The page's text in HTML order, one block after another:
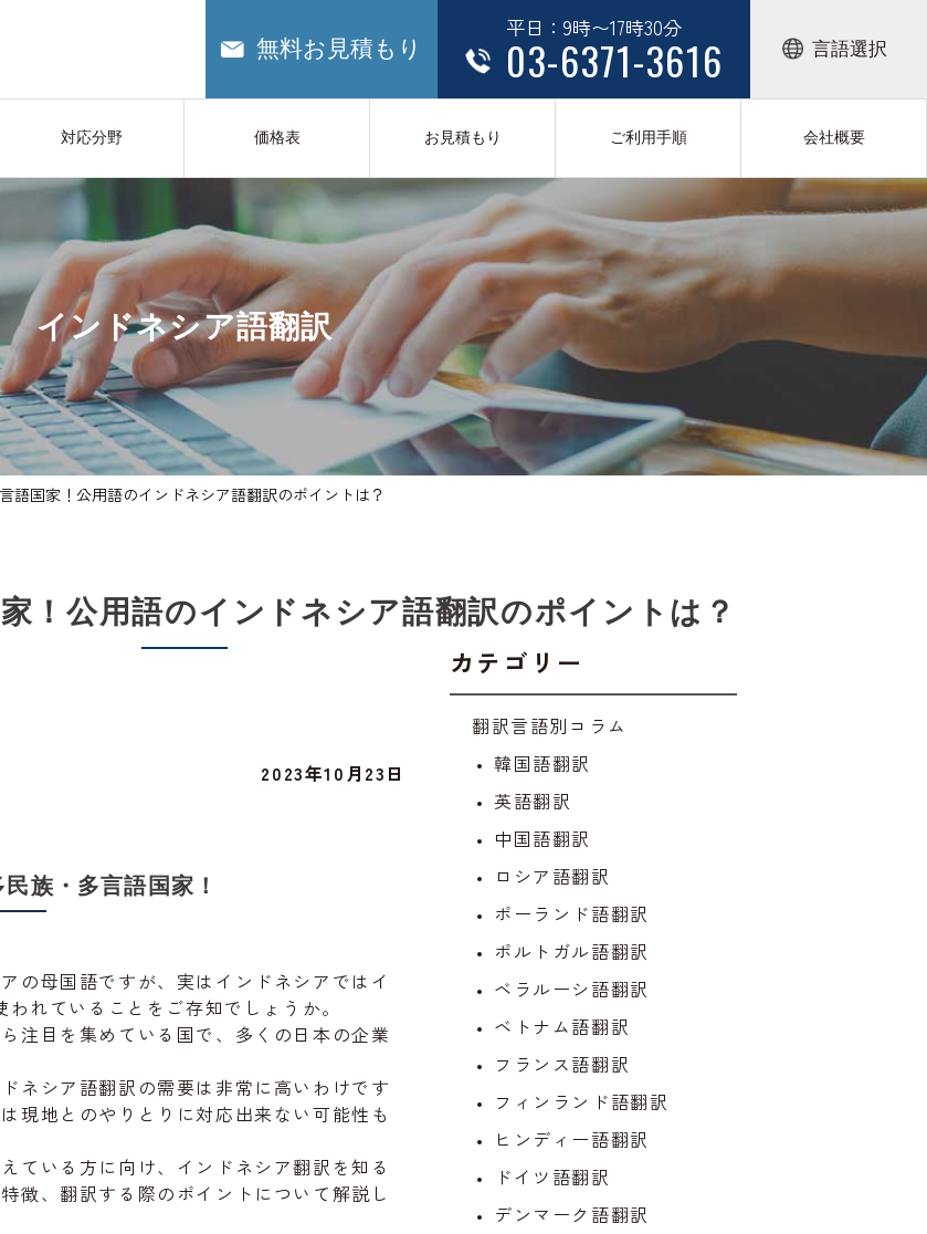
無料お見積もり
平日：9時〜17時30分
03-6371-3616 言語選択
対応分野 価格表 お見積もり ご利用手順 会社概要
インドネシア語翻訳
語国家！公用語のインドネシア語翻訳のポイントは？
！公用語のインドネシア語翻訳のポイントは？
2023年10月23日
族・多言語国家！
の母国語ですが、実はインドネシアではイ
れていることをご存知でしょうか。
注目を集めている国で、多くの日本の企業
ネシア語翻訳の需要は非常に高いわけです
現地とのやりとりに対応出来ない可能性も
ている方に向け、インドネシア翻訳を知る
徴、翻訳する際のポイントについて解説し
カテゴリー
翻訳言語別コラム
韓国語翻訳
英語翻訳
中国語翻訳
ロシア語翻訳
ポーランド語翻訳
ポルトガル語翻訳
ベラルーシ語翻訳
ベトナム語翻訳
フランス語翻訳
フィンランド語翻訳
ヒンディー語翻訳
ドイツ語翻訳
デンマーク語翻訳